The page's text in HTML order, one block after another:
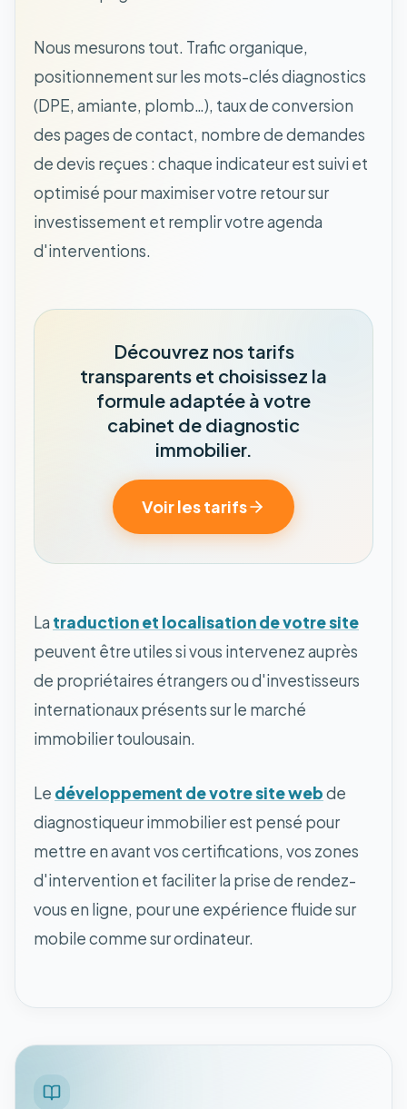
Nous mesurons tout. Trafic organique,
positionnement sur les mots-clés diagnostics
(DPE, amiante, plomb…), taux de conversion
des pages de contact, nombre de demandes
de devis reçues : chaque indicateur est suivi et
optimisé pour maximiser votre retour sur
investissement et remplir votre agenda
d'interventions.
Découvrez nos tarifs
transparents et choisissez la
formule adaptée à votre
cabinet de diagnostic
immobilier.
Voir les tarifs
La traduction et localisation de votre site
peuvent être utiles si vous intervenez auprès
de propriétaires étrangers ou d'investisseurs
internationaux présents sur le marché
immobilier toulousain.
Le développement de votre site webde
diagnostiqueur immobilier est pensé pour
mettre en avant vos certifications, vos zones
d'intervention et faciliter la prise de rendez-
vous en ligne, pour une expérience fluide sur
mobile comme sur ordinateur.